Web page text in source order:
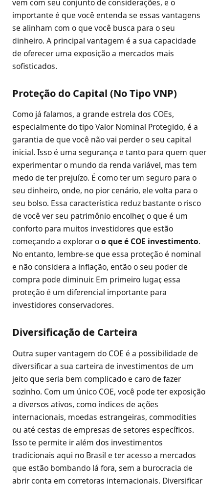
vem com seu conjunto de considerações, e o
importante é que você entenda se essas vantagens
se alinham com o que você busca para o seu
dinheiro. A principal vantagem é a sua capacidade
de oferecer uma exposição a mercados mais
sofisticados.
Proteção do Capital (No Tipo VNP)
Como já falamos, a grande estrela dos COEs,
especialmente do tipo Valor Nominal Protegido, é a
garantia de que você não vai perder o seu capital
inicial. Isso é uma segurança e tanto para quem quer
experimentar o mundo da renda variável, mas tem
medo de ter prejuízo. É como ter um seguro para o
seu dinheiro, onde, no pior cenário, ele volta para o
seu bolso. Essa característica reduz bastante o risco
de você ver seu patrimônio encolher, o que é um
conforto para muitos investidores que estão
começando a explorar oo que é COE investimento.
No entanto, lembre-se que essa proteção é nominal
e não considera a inflação, então o seu poder de
compra pode diminuir. Em primeiro lugar, essa
proteção é um diferencial importante para
investidores conservadores.
Diversificação de Carteira
Outra super vantagem do COE é a possibilidade de
diversificar a sua carteira de investimentos de um
jeito que seria bem complicado e caro de fazer
sozinho. Com um único COE, você pode ter exposição
a diversos ativos, como índices de ações
internacionais, moedas estrangeiras, commodities
ou até cestas de empresas de setores específicos.
Isso te permite ir além dos investimentos
tradicionais aqui no Brasil e ter acesso a mercados
que estão bombando lá fora, sem a burocracia de
abrir conta em corretoras internacionais. Diversificar